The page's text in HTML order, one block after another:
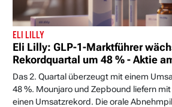
ELI LILLY
Eli Lilly: GLP-1-Marktführer
Rekordquartal um 48 % - Aktie
Das 2. Quartal überzeugt mit einem
48 %. Mounjaro und Zepbound liefern
einen Umsatzrekord. Die orale